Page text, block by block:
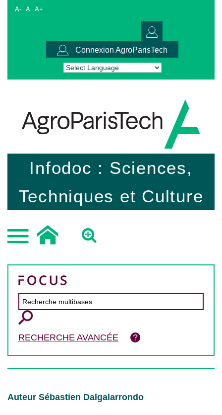
A- A A+
Connexion AgroParisTech
Powered by Translate
Infodoc : Sciences,
Techniques et Culture
RECHERCHE AVANCÉE
Auteur Sébastien Dalgalarrondo